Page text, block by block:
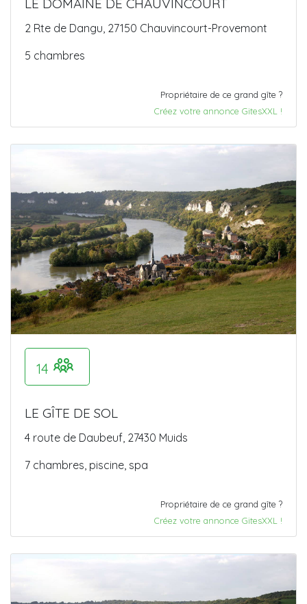
LE DOMAINE DE CHAUVINCOURT
2 Rte de Dangu, 27150 Chauvincourt-Provemont
5 chambres
Propriétaire de ce grand gîte ?
Créez votre annonce GitesXXL !
14
LE GÎTE DE SOL
4 route de Daubeuf, 27430 Muids
7 chambres, piscine, spa
Propriétaire de ce grand gîte ?
Créez votre annonce GitesXXL !